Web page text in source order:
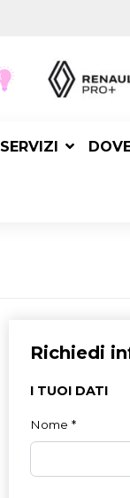
SERVIZI
Richiedi
I TUOI DATI
Nome *